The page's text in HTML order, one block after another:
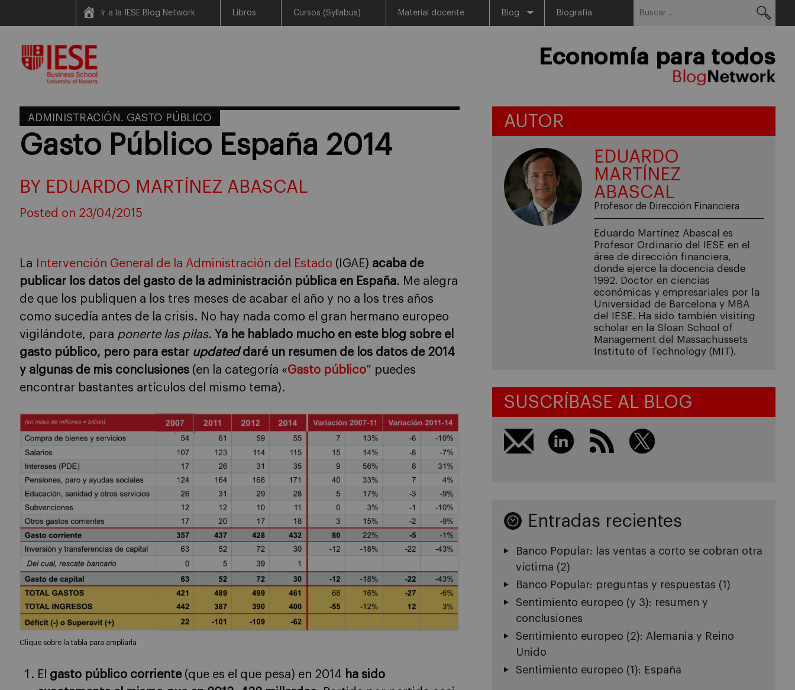
content
Ir a la IESE Blog Network Libros Cursos (Syllabus) Material docente Blog Biografía
Economía para todos
ADMINISTRACIÓN. GASTO PÚBLICO
Gasto Público España 2014
BY EDUARDO MARTÍNEZ ABASCAL
Posted on 23/04/2015
La Intervención General de la Administración del Estado (IGAE) acaba de
publicar los datos del gasto de la administración pública en España. Me alegra
de que los publiquen a los tres meses de acabar el año y no a los tres años
como sucedía antes de la crisis. No hay nada como el gran hermano europeo
vigilándote, para ponerte las pilas. Ya he hablado mucho en este blog sobre el
gasto público, pero para estar updateddaré un resumen de los datos de 2014
y algunas de mis conclusiones (en la categoría «Gasto público” puedes
encontrar bastantes artículos del mismo tema).
Clique sobre la tabla para ampliarla
El gasto público corriente(que es el que pesa) en 2014 ha sido
AUTOR
EDUARDO
MARTÍNEZ
ABASCAL
Profesor de Dirección Financiera
Eduardo Martínez Abascal es
Profesor Ordinario del IESE en el
área de dirección financiera,
donde ejerce la docencia desde
1992. Doctor en ciencias
económicas y empresariales por la
Universidad de Barcelona y MBA
del IESE. Ha sido también visiting
scholar en la Sloan School of
Management del Massachussets
Institute of Technology (MIT).
SUSCRÍBASE AL BLOG
Entradas recientes
Banco Popular: las ventas a corto se cobran otra
víctima (2)
Banco Popular: preguntas y respuestas (1)
Sentimiento europeo (y 3): resumen y
conclusiones
Sentimiento europeo (2): Alemania y Reino
Unido
Sentimiento europeo (1): España